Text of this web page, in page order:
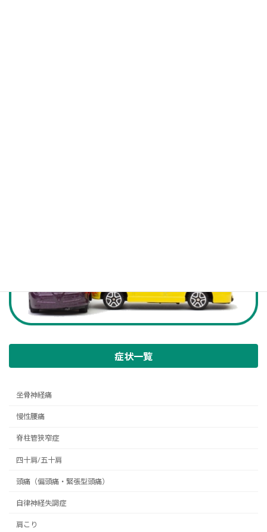
症状一覧
坐骨神経痛
慢性腰痛
脊柱管狭窄症
四十肩/五十肩
頭痛（偏頭痛・緊張型頭痛）
自律神経失調症
肩こり